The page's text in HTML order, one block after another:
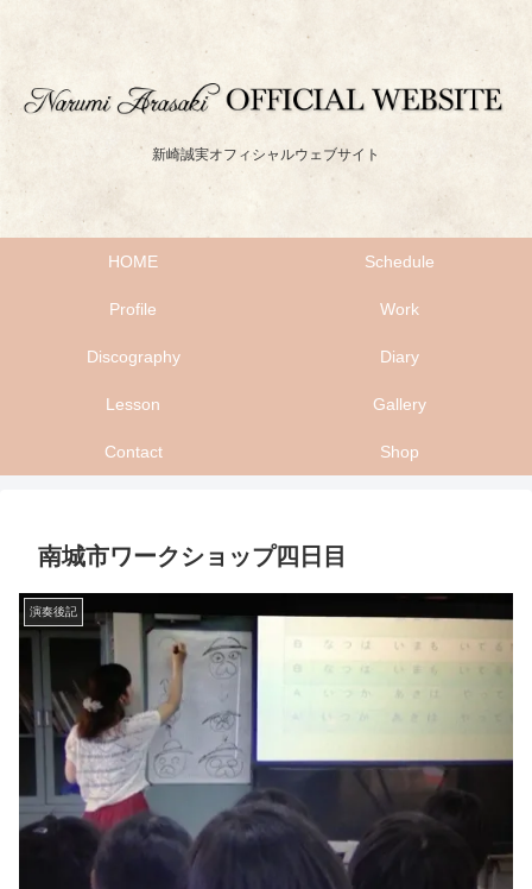
新崎誠実オフィシャルウェブサイト
HOME Schedule
Profile Work
Discography Diary
Lesson Gallery
Contact Shop
南城市ワークショップ四日目
演奏後記